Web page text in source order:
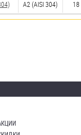
А2 (AISI 304) 18